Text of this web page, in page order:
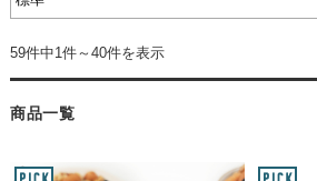
59件中1件～40件を表示
商品一覧